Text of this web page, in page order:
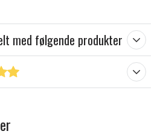
med følgende produkter